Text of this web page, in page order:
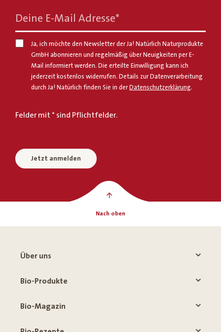
Deine E-Mail Adresse*
Ja, ich möchte den Newsletter der Ja! Natürlich Naturprodukte
GmbH abonnieren und regelmäßig über Neuigkeiten per E-
Mail informiert werden. Die erteilte Einwilligung kann ich
jederzeit kostenlos widerrufen. Details zur Datenverarbeitung
durch Ja! Natürlich finden Sie in derDatenschutzerklärung.
Felder mit * sind Pflichtfelder.
Jetzt anmelden
Nach oben
Über uns
Bio-Produkte
Bio-Magazin